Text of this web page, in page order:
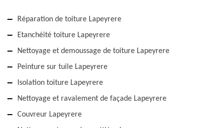
Réparation de toiture Lapeyrere
Etanchéité toiture Lapeyrere
Nettoyage et demoussage de toiture Lapeyrere
Peinture sur tuile Lapeyrere
Isolation toiture Lapeyrere
Nettoyage et ravalement de façade Lapeyrere
Couvreur Lapeyrere